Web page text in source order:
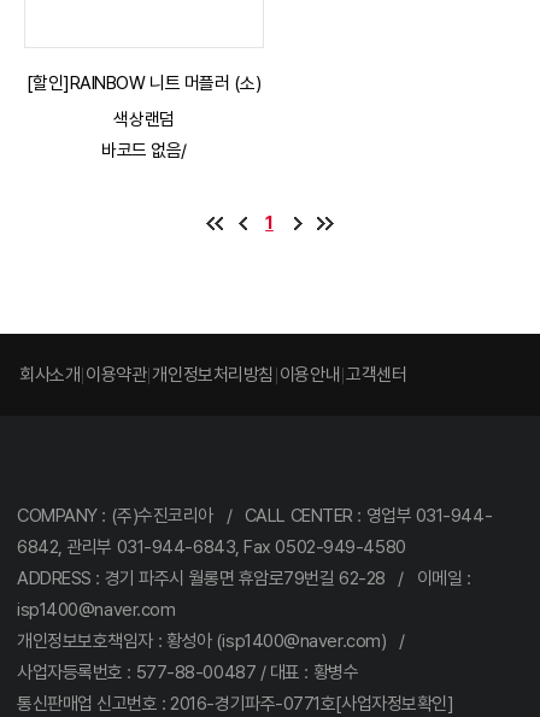
[할인]RAINBOW 니트 머플러 (소)
색상랜덤
바코드 없음/
1
회사소개 이용약관 개인정보처리방침 이용안내 고객센터
COMPANY : (주)수진코리아 / CALL CENTER : 영업부 031-944-
6842, 관리부 031-944-6843, Fax 0502-949-4580
ADDRESS : 경기 파주시 월롱면 휴암로79번길 62-28 / 이메일 :
isp1400@naver.com
개인정보보호책임자 : 황성아 (isp1400@naver.com) /
사업자등록번호 : 577-88-00487 / 대표 : 황병수
통신판매업 신고번호 : 2016-경기파주-0771호[사업자정보확인]